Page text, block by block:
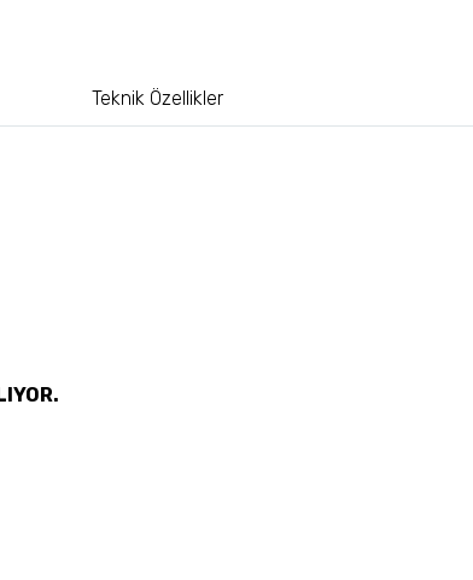
Teknik Özellikler